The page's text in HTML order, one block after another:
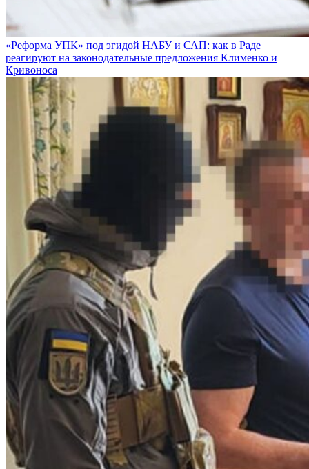
«Реформа УПК» под эгидой НАБУ и САП: как в Раде
реагируют на законодательные предложения Клименко и
Кривоноса